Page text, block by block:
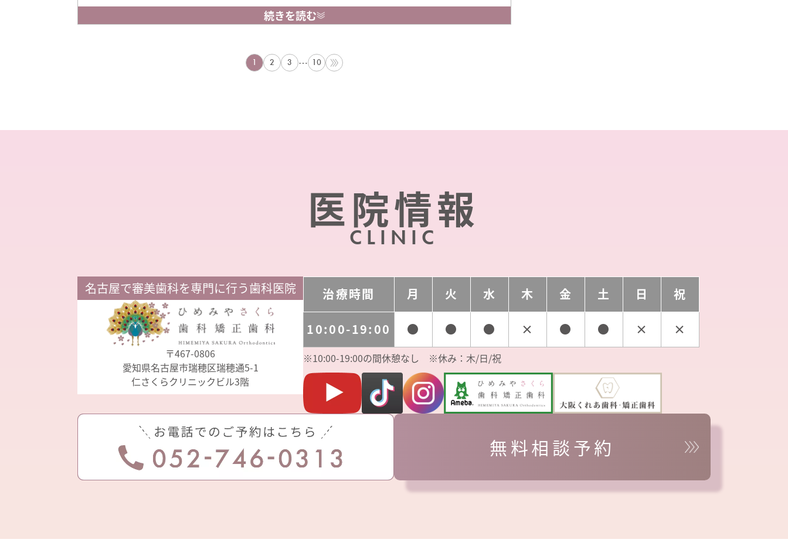
右の前歯の中心側に薄くボヤーと浮いて見えるのが今回の
治療対象のホワイトスポットです。口腔内で濡れている状
続きを読む
1 2 3 … 10
医院情報
CLINIC
名古屋で審美歯科を専門に行う歯科医院
〒467-0806
愛知県名古屋市瑞穂区瑞穂通5-1
仁さくらクリニックビル3階
治療時間 月 火 水 木 金 土 日 祝
10:00-19:00 ● ● ● × ● ● × ×
※10:00-19:00の間休憩なし ※休み：木/日/祝
無料相談予約